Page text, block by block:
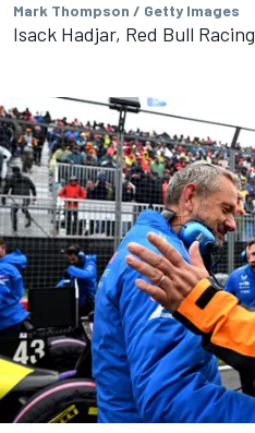
Mark Thompson / Getty Images
Isack Hadjar, Red Bull Racing